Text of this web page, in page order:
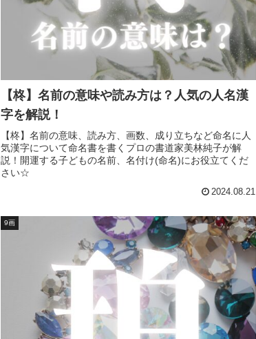
【柊】名前の意味や読み方は？人気の人名漢
字を解説！
【柊】名前の意味、読み方、画数、成り立ちなど命名に人
気漢字について命名書を書くプロの書道家美林純子が解
説！開運する子どもの名前、名付け(命名)にお役立てくだ
さい☆
2024.08.21
9画